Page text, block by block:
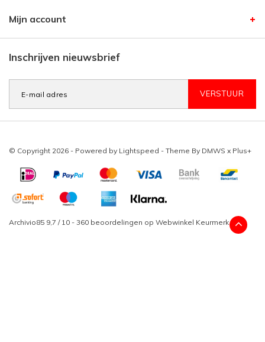
Mijn account
Inschrijven nieuwsbrief
VERSTUUR
© Copyright 2026 - Powered by Lightspeed - Theme By DMWS x Plus+
Archivio85 9,7 / 10 - 360 beoordelingen op Webwinkel Keurmerk